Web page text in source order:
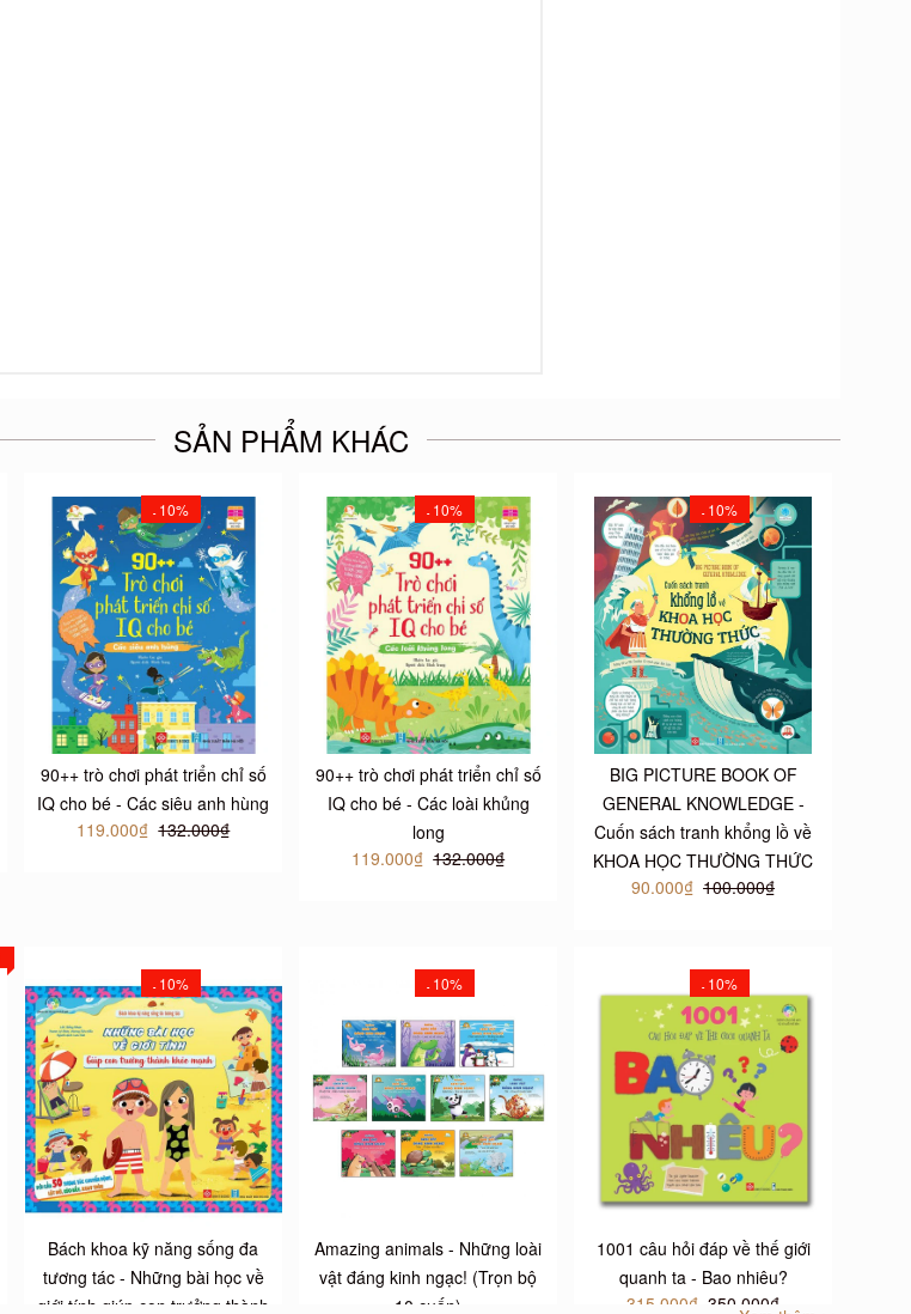
SẢN PHẨM KHÁC
-10%
90++ trò chơi phát triển chỉ số
IQ cho bé - Các siêu anh hùng
119.000₫ 132.000₫
-10%
90++ trò chơi phát triển chỉ số
IQ cho bé - Các loài khủng
long
119.000₫ 132.000₫
-10%
BIG PICTURE BOOK OF
GENERAL KNOWLEDGE -
Cuốn sách tranh khổng lồ về
KHOA HỌC THƯỜNG THỨC
90.000₫ 100.000₫
-10%
Bách khoa kỹ năng sống đa
tương tác - Những bài học về
giới tính giúp con trưởng thành
-10%
Amazing animals - Những loài
vật đáng kinh ngạc! (Trọn bộ
10 cuốn)
-10%
1001 câu hỏi đáp về thế giới
quanh ta - Bao nhiêu?
315.000₫ 350.000₫